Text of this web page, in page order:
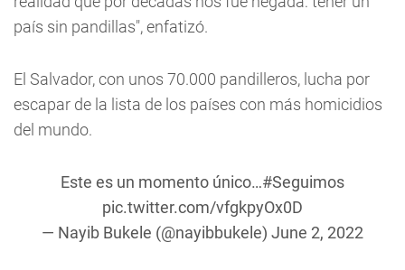
país sin pandillas", enfatizó.
El Salvador, con unos 70.000 pandilleros, lucha por
escapar de la lista de los países con más homicidios
del mundo.
Este es un momento único…#Seguimos
pic.twitter.com/vfgkpyOx0D
— Nayib Bukele (@nayibbukele) June 2, 2022